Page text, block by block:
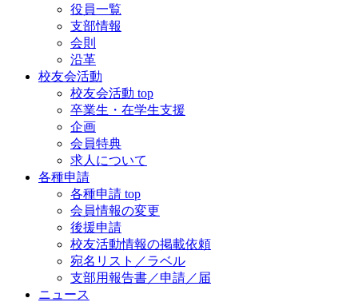
役員一覧
支部情報
会則
沿革
校友会活動
校友会活動 top
卒業生・在学生支援
企画
会員特典
求人について
各種申請
各種申請 top
会員情報の変更
後援申請
校友活動情報の掲載依頼
宛名リスト／ラベル
支部用報告書／申請／届
ニュース